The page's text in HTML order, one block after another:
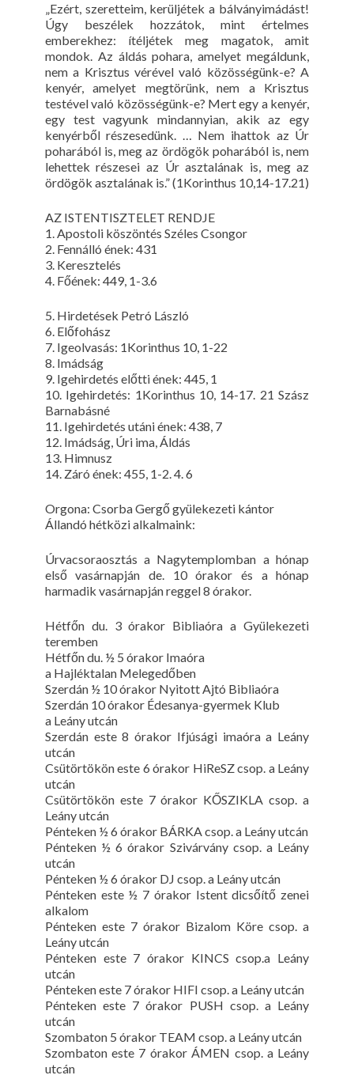
„Ezért, szeretteim, kerüljétek a bálványimádást!
Úgy beszélek hozzátok, mint értelmes
emberekhez: ítéljétek meg magatok, amit
mondok. Az áldás pohara, amelyet megáldunk,
nem a Krisztus vérével való közösségünk-e? A
kenyér, amelyet megtörünk, nem a Krisztus
testével való közösségünk-e? Mert egy a kenyér,
egy test vagyunk mindannyian, akik az egy
kenyérből részesedünk. … Nem ihattok az Úr
poharából is, meg az ördögök poharából is, nem
lehettek részesei az Úr asztalának is, meg az
ördögök asztalának is.” (1Korinthus 10,14-17.21)
AZ ISTENTISZTELET RENDJE
1. Apostoli köszöntés Széles Csongor
2. Fennálló ének: 431
3. Keresztelés
4. Főének: 449, 1-3.6
5. Hirdetések Petró László
6. Előfohász
7. Igeolvasás: 1Korinthus 10, 1-22
8. Imádság
9. Igehirdetés előtti ének: 445, 1
10. Igehirdetés: 1Korinthus 10, 14-17. 21 Szász
Barnabásné
11. Igehirdetés utáni ének: 438, 7
12. Imádság, Úri ima, Áldás
13. Himnusz
14. Záró ének: 455, 1-2. 4. 6
Orgona: Csorba Gergő gyülekezeti kántor
Állandó hétközi alkalmaink:
Úrvacsoraosztás a Nagytemplomban a hónap
első vasárnapján de. 10 órakor és a hónap
harmadik vasárnapján reggel 8 órakor.
Hétfőn du. 3 órakor Bibliaóra a Gyülekezeti
teremben
Hétfőn du. ½ 5 órakor Imaóra
a Hajléktalan Melegedőben
Szerdán ½ 10 órakor Nyitott Ajtó Bibliaóra
Szerdán 10 órakor Édesanya-gyermek Klub
a Leány utcán
Szerdán este 8 órakor Ifjúsági imaóra a Leány
utcán
Csütörtökön este 6 órakor HiReSZ csop. a Leány
utcán
Csütörtökön este 7 órakor KŐSZIKLA csop. a
Leány utcán
Pénteken ½ 6 órakor BÁRKA csop. a Leány utcán
Pénteken ½ 6 órakor Szivárvány csop. a Leány
utcán
Pénteken ½ 6 órakor DJ csop. a Leány utcán
Pénteken este ½ 7 órakor Istent dicsőítő zenei
alkalom
Pénteken este 7 órakor Bizalom Köre csop. a
Leány utcán
Pénteken este 7 órakor KINCS csop.a Leány
utcán
Pénteken este 7 órakor HIFI csop. a Leány utcán
Pénteken este 7 órakor PUSH csop. a Leány
utcán
Szombaton 5 órakor TEAM csop. a Leány utcán
Szombaton este 7 órakor ÁMEN csop. a Leány
utcán